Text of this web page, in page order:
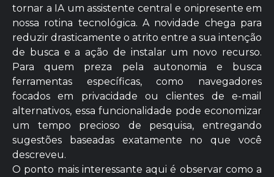
tornar a IA um assistente central e onipresente em
nossa rotina tecnológica. A novidade chega para
reduzir drasticamente o atrito entre a sua intenção
de busca e a ação de instalar um novo recurso.
Para quem preza pela autonomia e busca
ferramentas específicas, como navegadores
focados em privacidade ou clientes de e-mail
alternativos, essa funcionalidade pode economizar
um tempo precioso de pesquisa, entregando
sugestões baseadas exatamente no que você
descreveu.
O ponto mais interessante aqui é observar como a